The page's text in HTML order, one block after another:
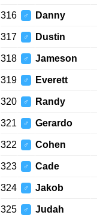
316 ♂ Danny
317 ♂ Dustin
318 ♂ Jameson
319 ♂ Everett
320 ♂ Randy
321 ♂ Gerardo
322 ♂ Cohen
323 ♂ Cade
324 ♂ Jakob
325 ♂ Judah